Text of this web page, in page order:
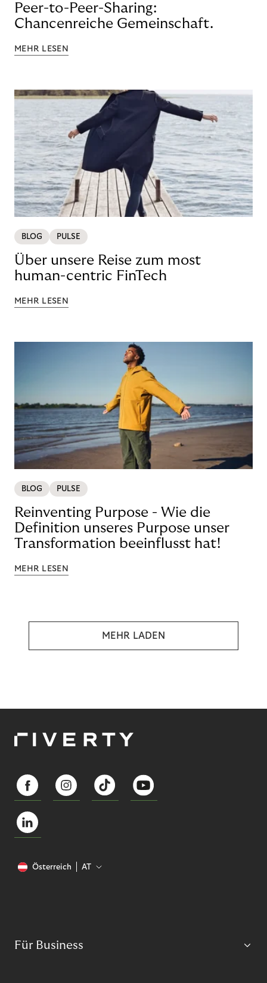
Peer-to-Peer-Sharing:
Chancenreiche Gemeinschaft.
MEHR LESEN
BLOG PULSE
Über unsere Reise zum most
human-centric FinTech
MEHR LESEN
BLOG PULSE
Reinventing Purpose - Wie die
Definition unseres Purpose unser
Transformation beeinflusst hat!
MEHR LESEN
MEHR LADEN
Österreich AT
Für Business